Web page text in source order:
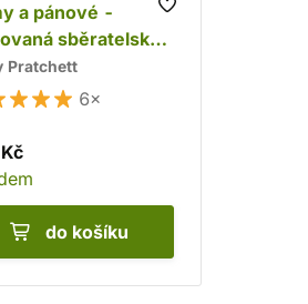
a pánové -
sběratelská
Pratchett
6×
do košíku